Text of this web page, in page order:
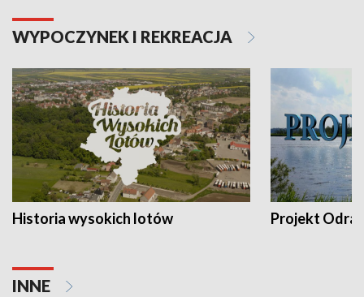
WYPOCZYNEK I REKREACJA
Historia wysokich lotów Projekt Odra
INNE